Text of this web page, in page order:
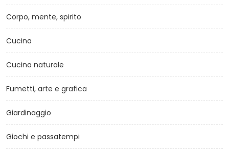
Corpo, mente, spirito
Cucina
Cucina naturale
Fumetti, arte e grafica
Giardinaggio
Giochi e passatempi